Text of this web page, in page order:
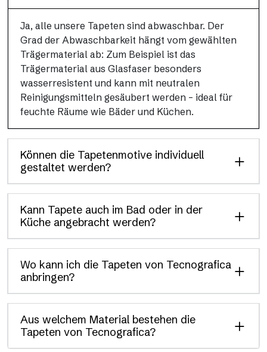
Ja, alle unsere Tapeten sind abwaschbar. Der
Grad der Abwaschbarkeit hängt vom gewählten
Trägermaterial ab: Zum Beispiel ist das
Trägermaterial aus Glasfaser besonders
wasserresistent und kann mit neutralen
Reinigungsmitteln gesäubert werden – ideal für
feuchte Räume wie Bäder und Küchen.
Können die Tapetenmotive individuell
gestaltet werden?
Kann Tapete auch im Bad oder in der
Küche angebracht werden?
Wo kann ich die Tapeten von Tecnografica
anbringen?
Aus welchem Material bestehen die
Tapeten von Tecnografica?